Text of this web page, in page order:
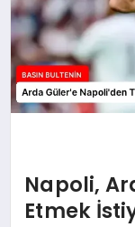
Napoli,
Etmek